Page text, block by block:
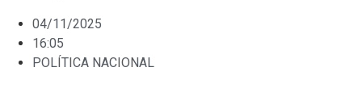
04/11/2025
16:05
POLÍTICA NACIONAL